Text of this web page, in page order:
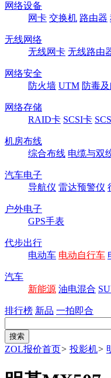
网络设备
网卡 交换机 路由器
无线网络
无线网卡 无线路由
网络安全
防火墙 UTM 防毒
网络存储
RAID卡 SCSI卡
机房布线
综合布线 电缆与双
汽车电子
导航仪 雷达预警仪
户外电子
GPS手表
代步出行
电动车 电动自行车
汽车
新能源 油电混合
排行榜 新品 一拍即合
ZOL报价首页> 投影机>